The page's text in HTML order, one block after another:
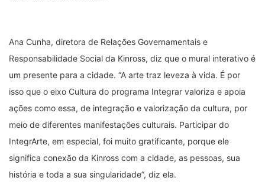
Ana Cunha, diretora de Relações Governamentais e
Responsabilidade Social da Kinross, diz que o mural interativo é
um presente para a cidade. “A arte traz leveza à vida. É por
isso que o eixo Cultura do programa Integrar valoriza e apoia
ações como essa, de integração e valorização da cultura, por
meio de diferentes manifestações culturais. Participar do
IntegrArte, em especial, foi muito gratificante, porque ele
significa conexão da Kinross com a cidade, as pessoas, sua
história e toda a sua singularidade”, diz ela.